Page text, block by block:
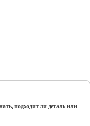
подходит ли деталь или